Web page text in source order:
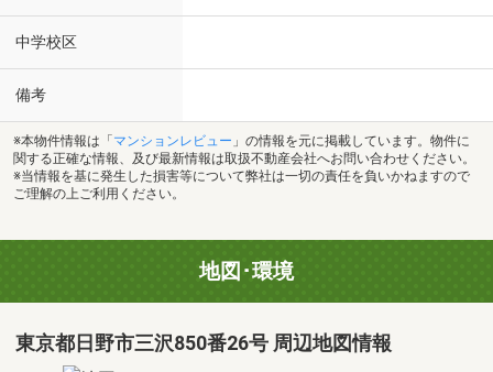
中学校区
備考
※本物件情報は「 マンションレビュー 」の情報を元に掲載しています。物件に
関する正確な情報、及び最新情報は取扱不動産会社へお問い合わせください。
※当情報を基に発生した損害等について弊社は一切の責任を負いかねますので
ご理解の上ご利用ください。
地図･環境
東京都日野市三沢850番26号 周辺地図情報